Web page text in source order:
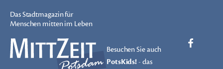
Das Stadtmagazin für
Menschen mitten im Leben
Besuchen Sie auch
PotsKids!- das